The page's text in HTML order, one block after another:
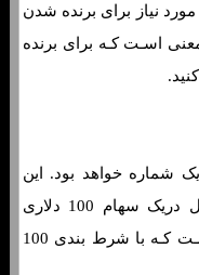
نیاز برای برنده شدن
این، -400 بـه این معنی اسـت کـه برای برنده
شماره خواهد بود. این
شماره نشان دهنده برنده شدن بالفعل دریک سهام 100 دلاری
اسـت. بنابر این، +400 بـه این معنی اسـت کـه با شرط بندی 100